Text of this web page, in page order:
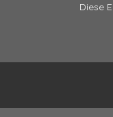
Diese